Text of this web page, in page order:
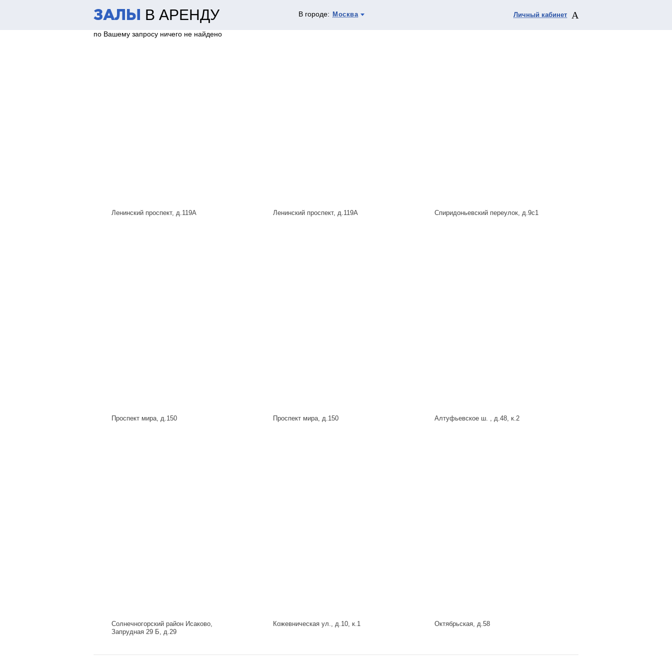
ЗАЛЫ В АРЕНДУ В городе: Москва Личный кабинет
по Вашему запросу ничего не найдено
Ленинский проспект, д.119А Ленинский проспект, д.119А Спиридоньевский переулок, д.9с1
Проспект мира, д.150 Проспект мира, д.150 Алтуфьевское ш. , д.48, к.2
Солнечногорский район Исаково,
Запрудная 29 Б, д.29
Кожевническая ул., д.10, к.1 Октябрьская, д.58